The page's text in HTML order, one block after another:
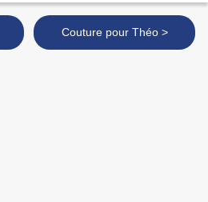
Couture pour Théo >